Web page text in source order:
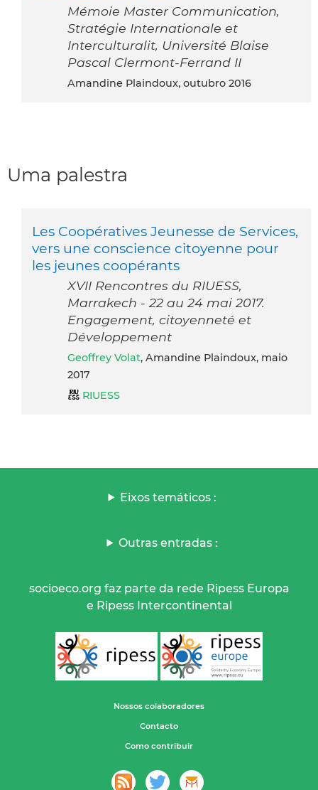
Mémoie Master Communication,
Stratégie Internationale et
Interculturalit, Université Blaise
Pascal Clermont-Ferrand II
Amandine Plaindoux, outubro 2016
Uma palestra
Les Coopératives Jeunesse de Services,
vers une conscience citoyenne pour
les jeunes coopérants
XVII Rencontres du RIUESS,
Marrakech - 22 au 24 mai 2017.
Engagement, citoyenneté et
Développement
Geoffrey Volat, Amandine Plaindoux, maio
2017
RIUESS
Eixos temáticos :
Outras entradas :
socioeco.org faz parte da rede Ripess Europa
e Ripess Intercontinental
Nossos colaboradores
Contacto
Como contribuir